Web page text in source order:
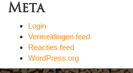
Meta
Login
Vermeldingen feed
Reacties feed
WordPress.org